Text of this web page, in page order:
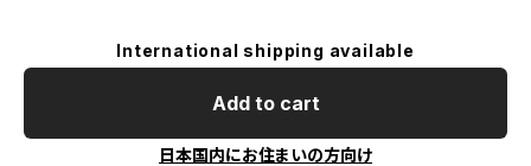
International shipping available
Add to cart
日本国内にお住まいの方向け